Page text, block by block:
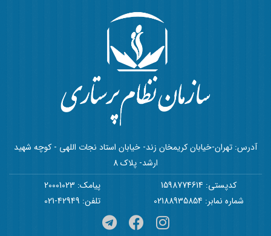
آدرس: تهران-خیابان کریمخان زند- خیابان استاد نجات اللهی - کوچه شهید
ارشد- پلاک 8
کدپستی: 1598774614
پیامک: 20001023
شماره نمابر: 02188935854
تلفن: 42949-021